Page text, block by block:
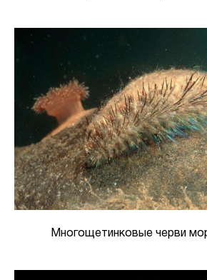
Многощетинковые черви